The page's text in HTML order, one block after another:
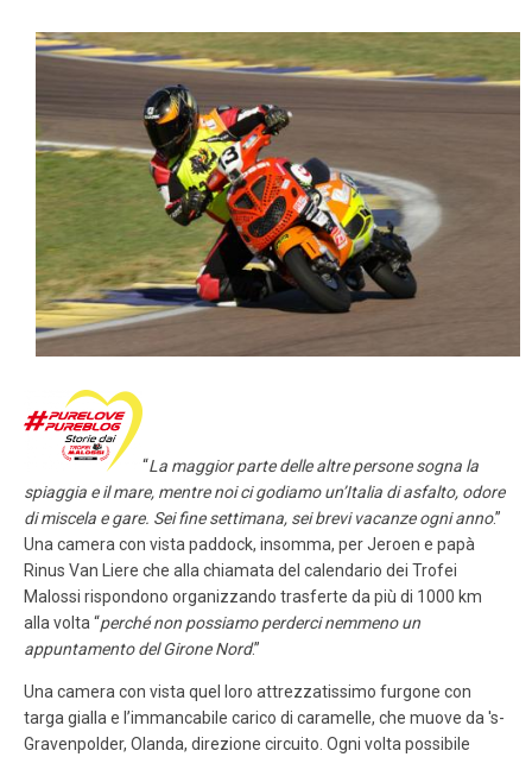
ISCRIVITI ALLA GARA
CALENDARIO
BLOG
MALOSSI RACING ACADEMY
VELOCE EROI NEL VENTO
PHOTOGALLERY
CLASSIFICHE
CONTATTI
“La maggior parte delle altre persone sogna la
spiaggia e il mare, mentre noi ci godiamo un’Italia di asfalto, odore
di miscela e gare. Sei fine settimana, sei brevi vacanze ogni anno.”
Una camera con vista paddock, insomma, per Jeroen e papà
Rinus Van Liere che alla chiamata del calendario dei Trofei
Malossi rispondono organizzando trasferte da più di 1000 km
alla volta “perché non possiamo perderci nemmeno un
appuntamento del Girone Nord.”
Una camera con vista quel loro attrezzatissimo furgone con
targa gialla e l’immancabile carico di caramelle, che muove da 's-
Gravenpolder, Olanda, direzione circuito. Ogni volta possibile